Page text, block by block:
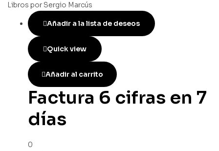
Libros por Sergio Marcús
Añadir a la lista de deseos
Quick view
Añadir al carrito
Factura 6 cifras en 7
días
0